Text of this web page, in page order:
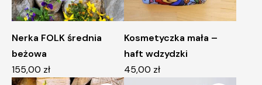
Nerka FOLK średnia
beżowa
155,00 zł
Kosmetyczka mała –
haft wdzydzki
45,00 zł